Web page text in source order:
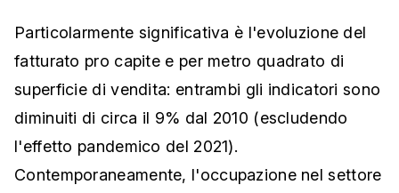
Particolarmente significativa è l'evoluzione del
fatturato pro capite e per metro quadrato di
superficie di vendita: entrambi gli indicatori sono
diminuiti di circa il 9% dal 2010 (escludendo
l'effetto pandemico del 2021).
Contemporaneamente, l'occupazione nel settore